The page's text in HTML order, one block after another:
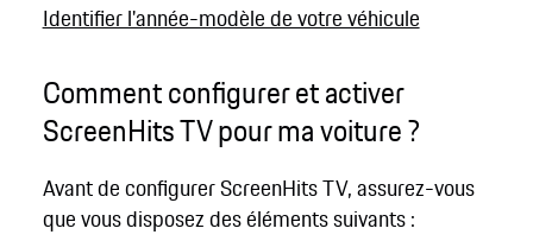
Identifier l'année-modèle de votre véhicule
Comment configurer et activer
ScreenHits TV pour ma voiture ?
Avant de configurer ScreenHits TV, assurez-vous
que vous disposez des éléments suivants :